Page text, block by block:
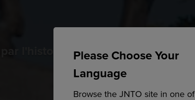
Please Choose Your
Language
Browse the JNTO site in one of
l'histoire des samouraïs